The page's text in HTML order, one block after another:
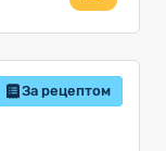
За рецептом